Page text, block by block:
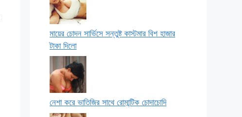
মায়ের চোদন সার্ভিসে সন্তুষ্ট কাস্টমার বিশ হাজার
টাকা দিলো
নেশা করে ভাতিজির সাথে রোমান্টিক চোদাচোদি